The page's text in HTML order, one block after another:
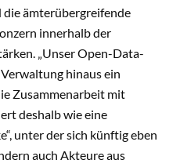
ämterübergreifende
innerhalb der
„Unser Open-Data-
hinaus ein
Zusammenarbeit mit
deshalb wie eine
unter der sich künftig eben
auch Akteure aus